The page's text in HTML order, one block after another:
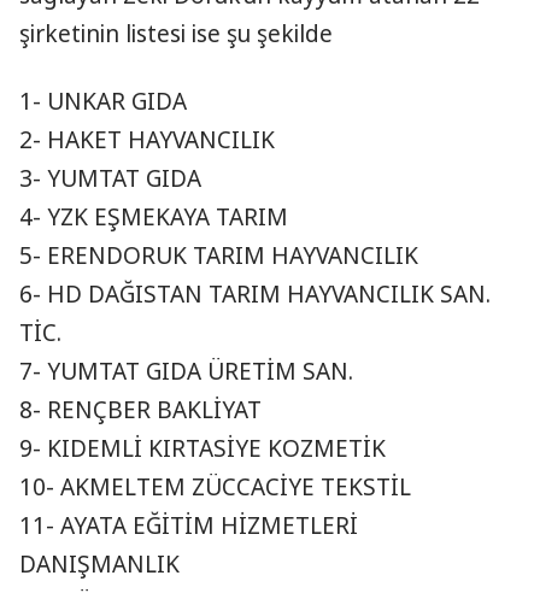
şirketinin listesi ise şu şekilde
1- UNKAR GIDA
2- HAKET HAYVANCILIK
3- YUMTAT GIDA
4- YZK EŞMEKAYA TARIM
5- ERENDORUK TARIM HAYVANCILIK
6- HD DAĞISTAN TARIM HAYVANCILIK SAN.
TİC.
7- YUMTAT GIDA ÜRETİM SAN.
8- RENÇBER BAKLİYAT
9- KIDEMLİ KIRTASİYE KOZMETİK
10- AKMELTEM ZÜCCACİYE TEKSTİL
11- AYATA EĞİTİM HİZMETLERİ
DANIŞMANLIK